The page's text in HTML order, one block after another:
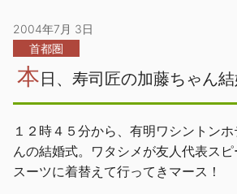
2004年7月 3日
首都圏
本日、寿司匠の加藤ちゃん
１２時４５分から、有明ワシントン
んの結婚式。ワタシメが友人代表ス
スーツに着替えて行ってきマース！